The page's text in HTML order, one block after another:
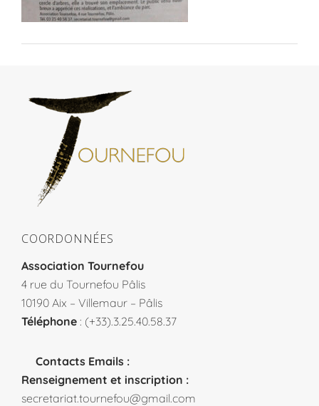
COORDONNÉES
Association Tournefou
4 rue du Tournefou Pâlis
10190 Aix – Villemaur – Pâlis
Téléphone : (+33).3.25.40.58.37
Contacts Emails :
Renseignement et inscription :
secretariat.tournefou@gmail.com